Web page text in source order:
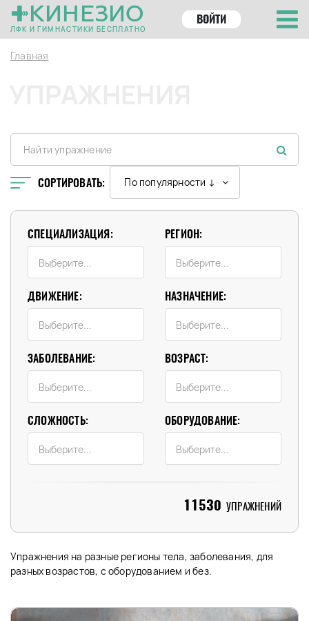
КИНЕЗИО
ЛФК И ГИМНАСТИКИ БЕСПЛАТНО
ВОЙТИ
Главная
СОРТИРОВАТЬ: По популярности ↓
СПЕЦИАЛИЗАЦИЯ: РЕГИОН:
ДВИЖЕНИЕ: НАЗНАЧЕНИЕ:
ЗАБОЛЕВАНИЕ: ВОЗРАСТ:
СЛОЖНОСТЬ: ОБОРУДОВАНИЕ:
11530 УПРАЖНЕНИЙ
Упражнения на разные регионы тела, заболевания, для
разных возрастов, с оборудованием и без.